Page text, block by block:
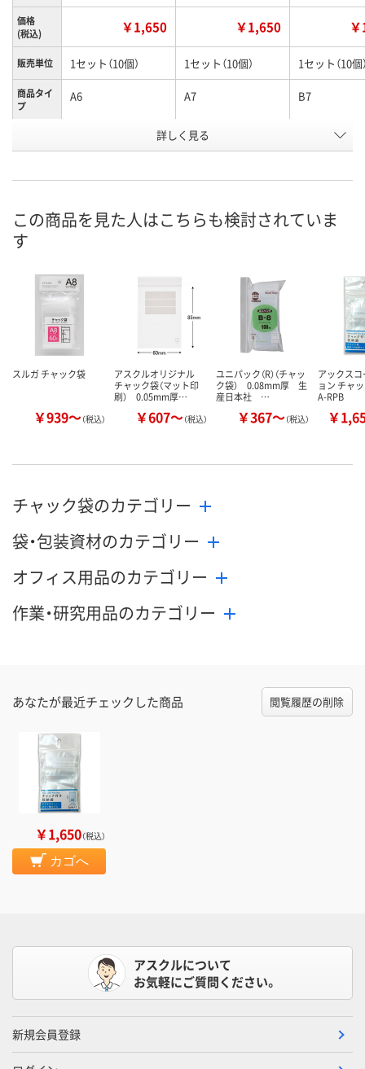
価格
(税込)
￥1,650 ￥1,650
販売単位 1セット（10個） 1セット（10個） 1セット（10個
商品タイ
プ
A6 A7 B7
RW27196 RW27197
8月28日（金）まで
カゴへ カ
詳しく見る
この商品を見た人はこちらも検討されていま
す
スルガ チャック袋
￥939～（税込）
アスクルオリジナル
チャック袋（マット印
刷） 0.05mm厚…
￥607～（税込）
ユニパック（R）（チャッ
ク袋） 0.08mm厚 生
産日本社 …
￥367～（税込）
アックス
ョン チャ
A-RPB
￥
チャック袋のカテゴリー
袋・包装資材のカテゴリー
オフィス用品のカテゴリー
作業・研究用品のカテゴリー
あなたが最近チェックした商品 閲覧履歴の削除
￥1,650（税込）
カゴへ
アスクルについて
お気軽にご質問ください。
新規会員登録